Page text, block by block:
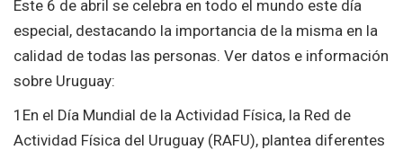
Este 6 de abril se celebra en todo el mundo este día
especial, destacando la importancia de la misma en la
calidad de todas las personas. Ver datos e información
sobre Uruguay:
1En el Día Mundial de la Actividad Física, la Red de
Actividad Física del Uruguay (RAFU), plantea diferentes